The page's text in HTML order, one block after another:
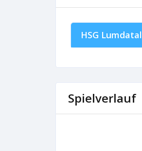
HSG Lumdatal
Spielverlauf